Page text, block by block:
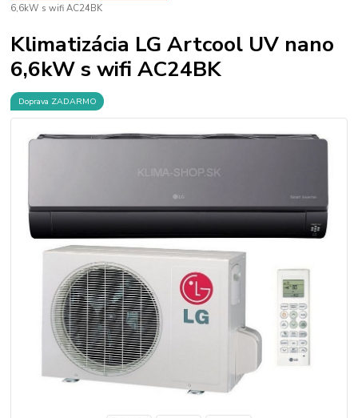
6,6kW s wifi AC24BK
Klimatizácia LG Artcool UV nano
6,6kW s wifi AC24BK
Doprava ZADARMO